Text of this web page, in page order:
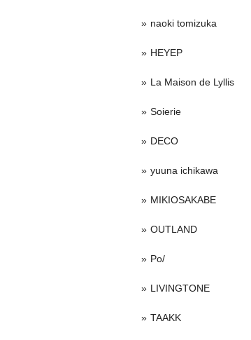
naoki tomizuka
HEYEP
La Maison de Lyllis
Soierie
DECO
yuuna ichikawa
MIKIOSAKABE
OUTLAND
Po/
LIVINGTONE
TAAKK